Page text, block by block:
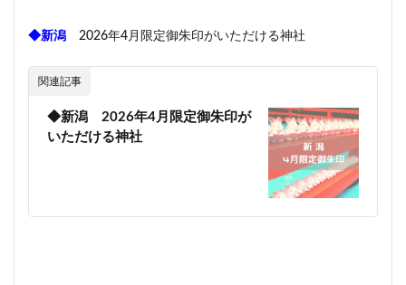
◆新潟 2026年4月限定御朱印がいただける神社
関連記事
◆新潟 2026年4月限定御朱印が
いただける神社